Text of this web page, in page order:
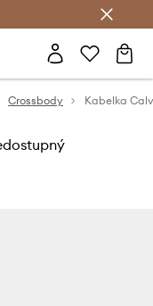
Crossbody Kabelka